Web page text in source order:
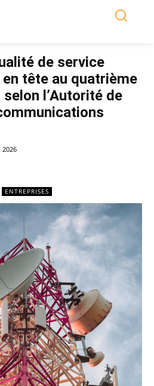
de service
en tête au quatrième
l’Autorité de
2026
ENTREPRISES